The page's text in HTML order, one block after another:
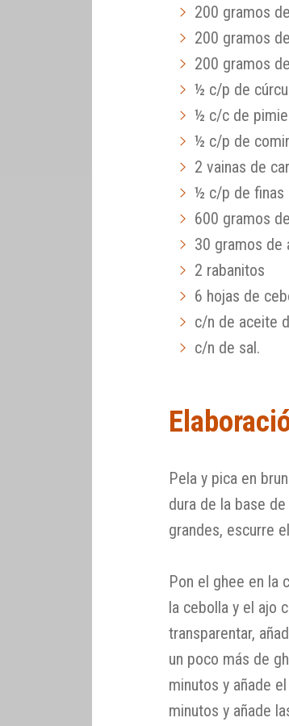
200 gramos
200 gramos
200 gramos
½ c/p de
½ c/c de
½ c/p de
2 vainas de
½ c/p de finas
600 gramos
30 gramos de
2 rabanitos
6 hojas de
c/n de aceite
c/n de sal.
Pela y pica en
dura de la base
grandes, escurre
Pon el ghee en la
la cebolla y el ajo
transparentar,
un poco más de
minutos y añade
minutos y añade